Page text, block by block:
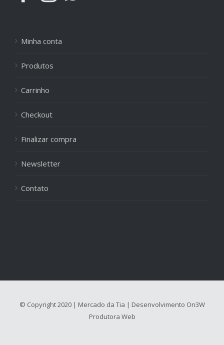
Minha conta
Produtos
Carrinho
Checkout
Finalizar compra
Newsletter
Contato
© Copyright 2020 | Mercado da Tia | Desenvolvimento On3W
Produtora Web